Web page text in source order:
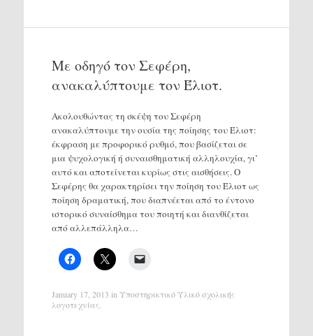
Με οδηγό τον Σεφέρη,
ανακαλύπτουμε τον Έλιοτ.
Ακολουθώντας τη σκέψη του Σεφέρη
ανακαλύπτουμε την ουσία της ποίησης του Έλιοτ:
έκφραση με προφορικό ρυθμό, που βασίζεται σε
μια ψυχολογική ή συναισθηματική αλληλουχία, γι’
αυτό και αποτείνεται κυρίως στις αισθήσεις. Ο
Σεφέρης θα χαρακτηρίσει την ποίηση του Έλιοτ ως
ποίηση δραματική, που διαπνέεται από το έντονο
ιστορικό συναίσθημα του ποιητή και διανθίζεται
από αλλεπάλληλα…
January 17, 2013 in Υποστηρικτικό Υλικό σχολικής
λογοτεχνίας.